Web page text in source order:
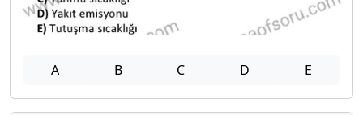
A B C D E